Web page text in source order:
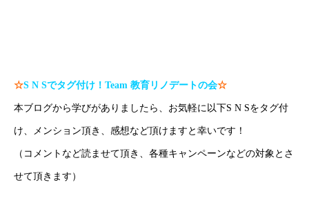
☆S N Sでタグ付け！ Team 教育リノデートの会☆
本ブログから学びがありましたら、お気軽に以下S N Sをタグ付
け、メンション頂き、感想など頂けますと幸いです！
（コメントなど読ませて頂き、各種キャンペーンなどの対象とさ
せて頂きます）